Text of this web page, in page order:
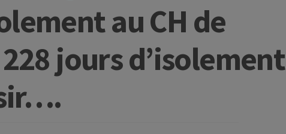
au CH de
jours d’isolement